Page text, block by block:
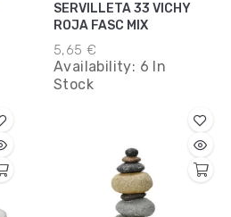
SERVILLETA 33 VICHY
ROJA FASC MIX
5,65 €
Availability: 6 In
Stock